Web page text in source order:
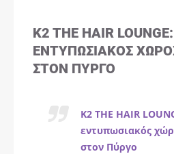
K2 THE HAIR
ΕΝΤΥΠΩΣΙΑΚΌΣ
ΣΤΟΝ ΠΎΡΓΟ
K2 THE HAIR
εντυπωσιακός
στον Πύργο